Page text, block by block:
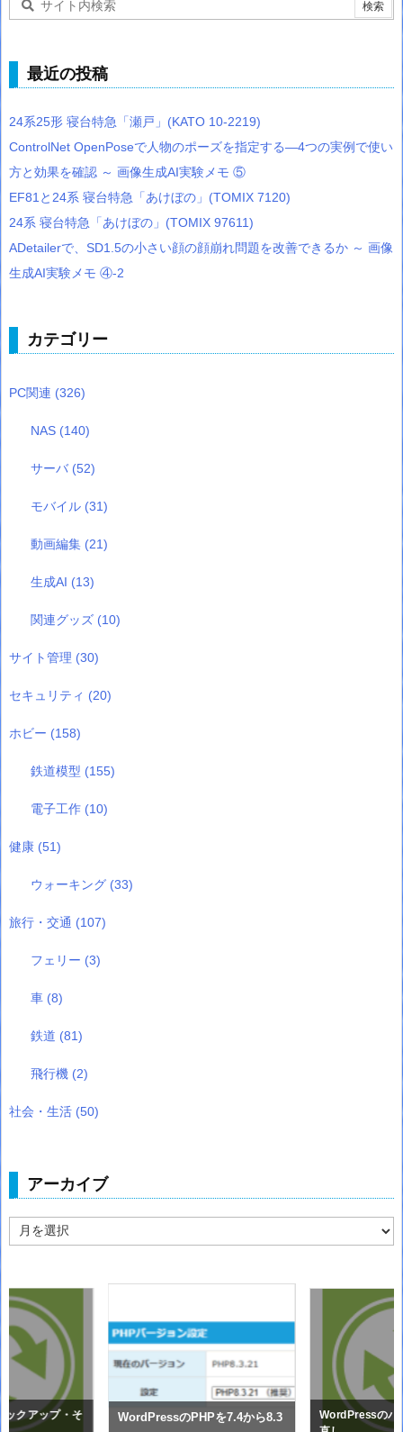
最近の投稿
24系25形 寝台特急「瀬戸」(KATO 10-2219)
ControlNet OpenPoseで人物のポーズを指定する―4つの実例で使い
方と効果を確認 ～ 画像生成AI実験メモ ⑤
EF81と24系 寝台特急「あけぼの」(TOMIX 7120)
24系 寝台特急「あけぼの」(TOMIX 97611)
ADetailerで、SD1.5の小さい顔の顔崩れ問題を改善できるか ～ 画像
生成AI実験メモ ④-2
カテゴリー
PC関連 (326)
NAS (140)
サーバ (52)
モバイル (31)
動画編集 (21)
生成AI (13)
関連グッズ (10)
サイト管理 (30)
セキュリティ (20)
ホビー (158)
鉄道模型 (155)
電子工作 (10)
健康 (51)
ウォーキング (33)
旅行・交通 (107)
フェリー (3)
車 (8)
鉄道 (81)
飛行機 (2)
社会・生活 (50)
アーカイブ
ー
ブ
クアップ・そ
WordPressのPHPを7.4から8.3
WordPressのバ